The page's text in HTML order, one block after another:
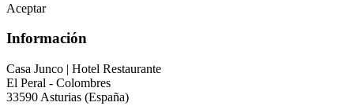
Aceptar
Información
Casa Junco | Hotel Restaurante
El Peral - Colombres
33590 Asturias (España)